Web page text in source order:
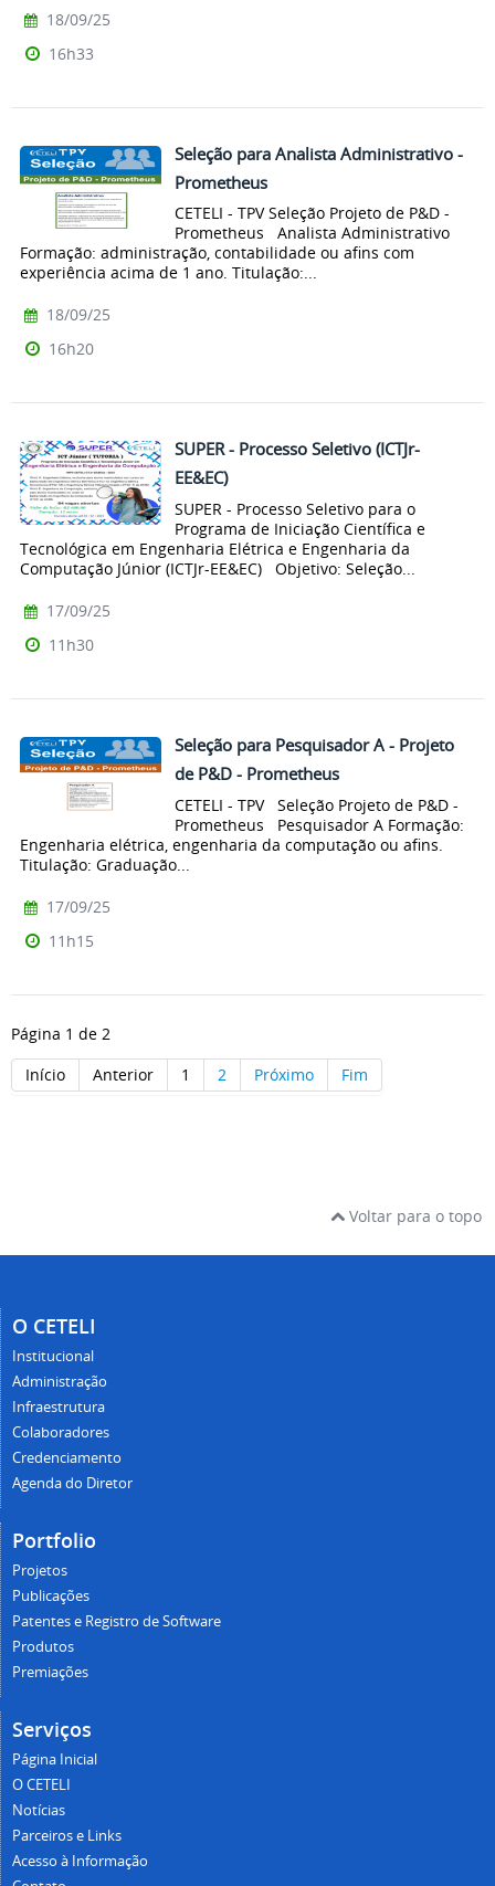
18/09/25
16h33
Seleção para Analista Administrativo -
Prometheus
CETELI - TPV Seleção Projeto de P&D -
Prometheus Analista Administrativo
Formação: administração, contabilidade ou afins com
experiência acima de 1 ano. Titulação:...
18/09/25
16h20
SUPER - Processo Seletivo (ICTJr-
EE&EC)
SUPER - Processo Seletivo para o
Programa de Iniciação Científica e
Tecnológica em Engenharia Elétrica e Engenharia da
Computação Júnior (ICTJr-EE&EC) Objetivo: Seleção...
17/09/25
11h30
Seleção para Pesquisador A - Projeto
de P&D - Prometheus
CETELI - TPV Seleção Projeto de P&D -
Prometheus Pesquisador A Formação:
Engenharia elétrica, engenharia da computação ou afins.
Titulação: Graduação...
17/09/25
11h15
Página 1 de 2
Início
Anterior 1 2 Próximo Fim
Voltar para o topo
O CETELI
Institucional
Administração
Infraestrutura
Colaboradores
Credenciamento
Agenda do Diretor
Portfolio
Projetos
Publicações
Patentes e Registro de Software
Produtos
Premiações
Serviços
Página Inicial
O CETELI
Notícias
Parceiros e Links
Acesso à Informação